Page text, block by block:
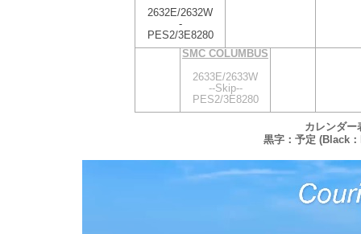
2632E/2632W
-
PES2/3E8280
SMC COLUMBUS
2633E/2633W
--Skip--
PES2/3E8280
カレンダー
黒字：予定 (Black